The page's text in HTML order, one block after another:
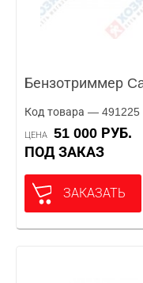
Бензотриммер
Код товара — 491225
ЦЕНА
51 000 РУБ.
ПОД ЗАКАЗ
ЗАКАЗАТЬ